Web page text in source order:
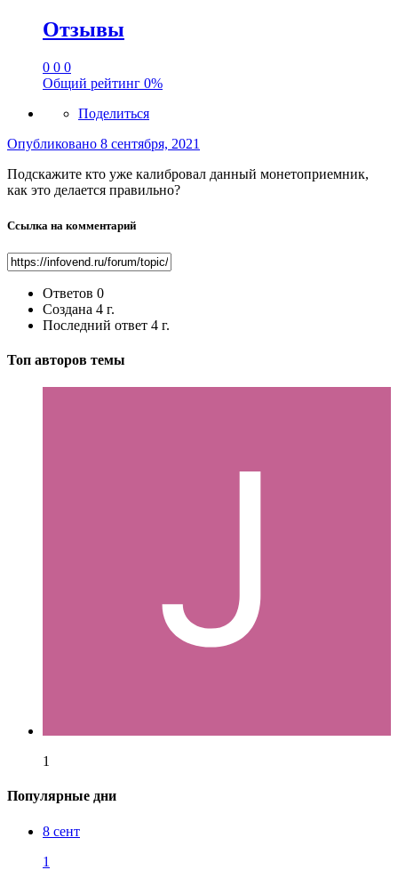
Отзывы
0 0 0
Общий рейтинг 0%
Поделиться
Опубликовано 8 сентября, 2021
Подскажите кто уже калибровал данный монетоприемник,
как это делается правильно?
Ссылка на комментарий
Ответов 0
Создана 4 г.
Последний ответ 4 г.
Топ авторов темы
1
Популярные дни
8 сент
1